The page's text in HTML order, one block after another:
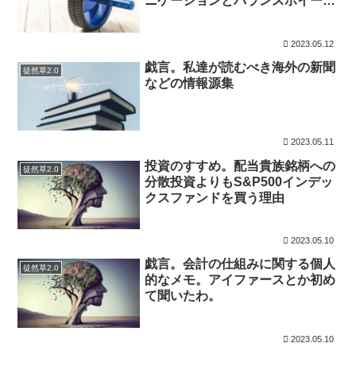
2023.05.12
徒然草2.0
戯言。私達が読むべき海外の新聞
などの情報源集
2023.05.11
徒然草2.0
投資のすすめ。配当貴族銘柄への
分散投資よりもS&P500インデッ
クスファンドを買う理由
2023.05.10
徒然草2.0
戯言。会計の仕組みに関する個人
的なメモ。アイファースとか初め
て聞いたわ。
2023.05.10